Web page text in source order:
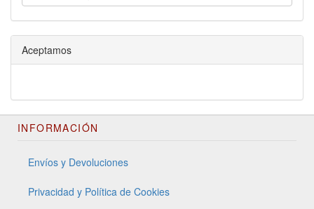
Aceptamos
INFORMACIÓN
Envíos y Devoluciones
Privacidad y Política de Cookies